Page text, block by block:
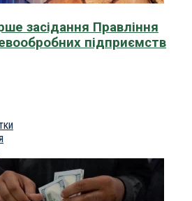
засідання Правління
підприємств